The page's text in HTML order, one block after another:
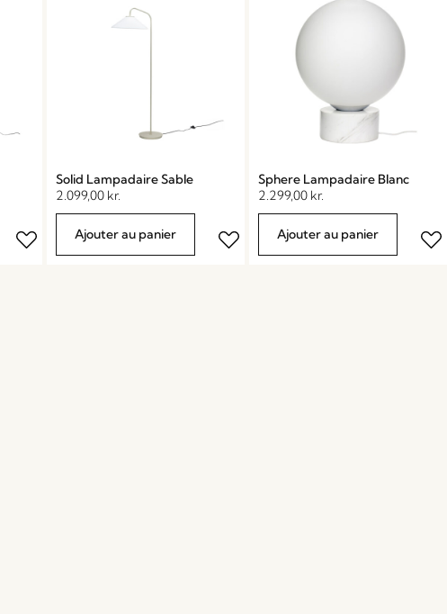
Solid Lampadaire Sable
2.099,00 kr.
Ajouter au panier
Sphere Lampadaire Blanc
2.299,00 kr.
Ajouter au panier